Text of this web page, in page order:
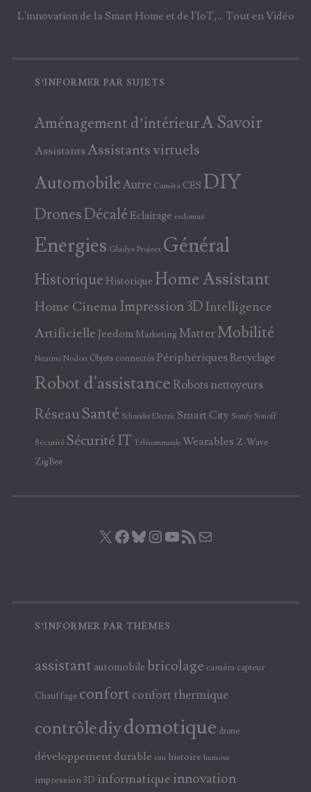
L'innovation de la Smart Home et de l'IoT,... Tout en Vidéo
S’INFORMER PAR SUJETS
Aménagement d’intérieurA Savoir
AssistantsAssistants virtuels
AutomobileAutre Caméra CES DIY
DronesDécalé Eclairage eedomus
Energies Gladys Project Général
Historique Historique Home Assistant
Home Cinema Impression 3DIntelligence
Artificielle Jeedom Marketing Matter Mobilité
Netatmo Nodon Objets connectés PériphériquesRecyclage
Robot d'assistance Robots nettoyeurs
RéseauSanté Schneider Electric Smart City Somfy Sonoff
Sécurité Sécurité IT Télécommande Wearables Z-Wave
ZigBee
X Facebook
Bluesky
Instagram
YouTube
Flux RSS
S’INFORMER PAR THÈMES
assistant automobile bricolage caméra capteur
Chauffage confort confort thermique
contrôlediydomotique drone
développement durable eau histoire humour
impression 3D informatique innovation